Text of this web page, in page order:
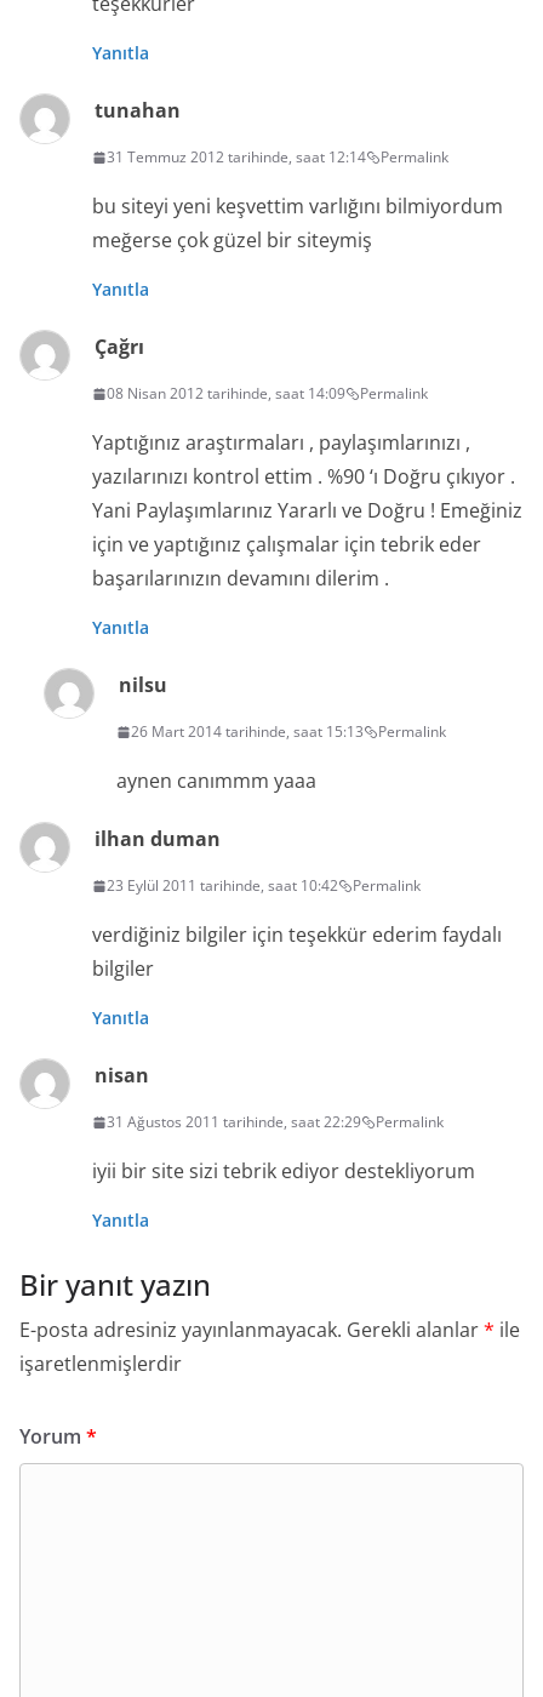
Yanıtla
tunahan
31 Temmuz 2012 tarihinde, saat 12:14 Permalink
bu siteyi yeni keşvettim varlığını bilmiyordum
meğerse çok güzel bir siteymiş
Yanıtla
Çağrı
08 Nisan 2012 tarihinde, saat 14:09 Permalink
Yaptığınız araştırmaları , paylaşımlarınızı ,
yazılarınızı kontrol ettim . %90 ‘ı Doğru çıkıyor .
Yani Paylaşımlarınız Yararlı ve Doğru ! Emeğiniz
için ve yaptığınız çalışmalar için tebrik eder
başarılarınızın devamını dilerim .
Yanıtla
nilsu
26 Mart 2014 tarihinde, saat 15:13 Permalink
aynen canımmm yaaa
ilhan duman
23 Eylül 2011 tarihinde, saat 10:42 Permalink
verdiğiniz bilgiler için teşekkür ederim faydalı
bilgiler
Yanıtla
nisan
31 Ağustos 2011 tarihinde, saat 22:29 Permalink
iyii bir site sizi tebrik ediyor destekliyorum
Yanıtla
Bir yanıt yazın
E-posta adresiniz yayınlanmayacak. Gerekli alanlar* ile
işaretlenmişlerdir
Yorum *